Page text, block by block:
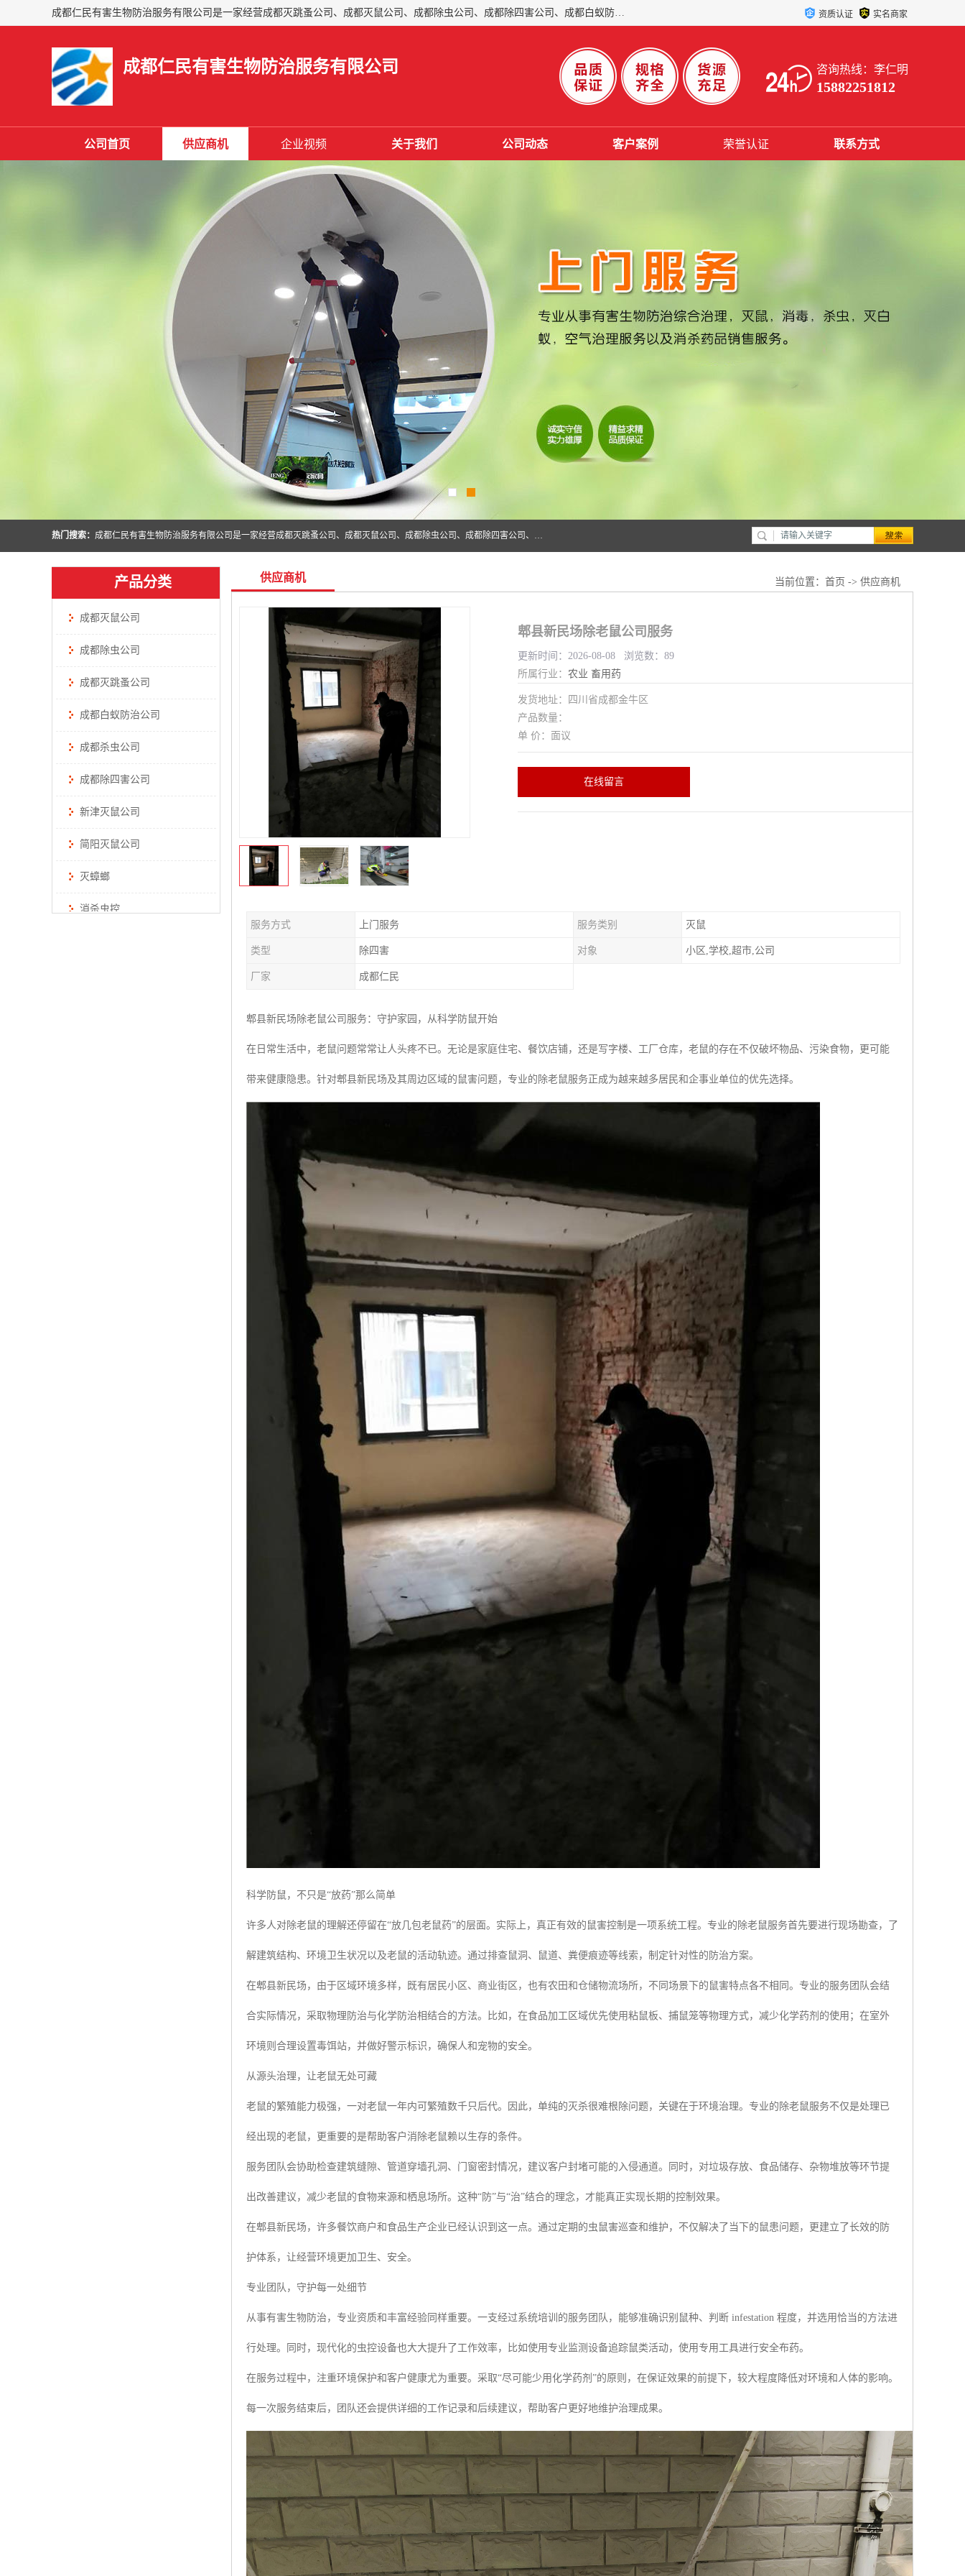
成都仁民有害生物防治服务有限公司是一家经营成都灭跳蚤公司、成都灭鼠公司、成都除虫公司、成都除四害公司、成都白蚁防治公司、成都杀虫公司等。业务覆盖：青白江、郫县、简阳、金堂、乐山、眉山、绵阳、彭州等区域。 由于我们的专业技术和服务态度得到了肯定、 目前公司已经与省内外的多个金 融企业、高端写字楼、星级酒 店、宾馆餐饮企业、学校、制造生产企业、物业小区建立了长期友好的合作关系。 资质认证 实名商家
成都仁民有害生物防治服务有限公司 咨询热线：李仁明
15882251812
公司首页 供应商机 企业视频 关于我们 公司动态 客户案例 荣誉认证 联系方式
热门搜索： 成都仁民有害生物防治服务有限公司是一家经营成都灭跳蚤公司、成都灭鼠公司、成都除虫公司、成都除四害公司、成都白蚁防治公司、成都杀虫公司等。业务覆盖：青白江、郫县、简阳、金堂、乐山、眉山、绵阳、彭州等区域。 由于我们的专业技术和服务态度得到了肯定、 目前公司已经与省内外的多个金 融企业、高端写字楼、星级酒 店、宾馆餐饮企业、学校、制造生产企业、物业小区建立了长期友好的合作关系。
产品分类
成都灭鼠公司
成都除虫公司
成都灭跳蚤公司
成都白蚁防治公司
成都杀虫公司
成都除四害公司
新津灭鼠公司
简阳灭鼠公司
灭蟑螂
消杀虫控
供应商机 当前位置： 首页 -> 供应商机
郫县新民场除老鼠公司服务
更新时间：2026-08-08 浏览数：89
所属行业： 农业 畜用药
发货地址：四川省成都金牛区
产品数量：
单 价：面议
在线留言
服务方式 上门服务 服务类别 灭鼠
类型 除四害 对象 小区,学校,超市,公司
厂家 成都仁民
郫县新民场除老鼠公司服务：守护家园，从科学防鼠开始
在日常生活中，老鼠问题常常让人头疼不已。无论是家庭住宅、餐饮店铺，还是写字楼、工厂仓库，老鼠的存在不仅破坏物品、污染食物，更可能
带来健康隐患。针对郫县新民场及其周边区域的鼠害问题，专业的除老鼠服务正成为越来越多居民和企事业单位的优先选择。
科学防鼠，不只是“放药”那么简单
许多人对除老鼠的理解还停留在“放几包老鼠药”的层面。实际上，真正有效的鼠害控制是一项系统工程。专业的除老鼠服务首先要进行现场勘查，了
解建筑结构、环境卫生状况以及老鼠的活动轨迹。通过排查鼠洞、鼠道、粪便痕迹等线索，制定针对性的防治方案。
在郫县新民场，由于区域环境多样，既有居民小区、商业街区，也有农田和仓储物流场所，不同场景下的鼠害特点各不相同。专业的服务团队会结
合实际情况，采取物理防治与化学防治相结合的方法。比如，在食品加工区域优先使用粘鼠板、捕鼠笼等物理方式，减少化学药剂的使用；在室外
环境则合理设置毒饵站，并做好警示标识，确保人和宠物的安全。
从源头治理，让老鼠无处可藏
老鼠的繁殖能力极强，一对老鼠一年内可繁殖数千只后代。因此，单纯的灭杀很难根除问题，关键在于环境治理。专业的除老鼠服务不仅是处理已
经出现的老鼠，更重要的是帮助客户消除老鼠赖以生存的条件。
服务团队会协助检查建筑缝隙、管道穿墙孔洞、门窗密封情况，建议客户封堵可能的入侵通道。同时，对垃圾存放、食品储存、杂物堆放等环节提
出改善建议，减少老鼠的食物来源和栖息场所。这种“防”与“治”结合的理念，才能真正实现长期的控制效果。
在郫县新民场，许多餐饮商户和食品生产企业已经认识到这一点。通过定期的虫鼠害巡查和维护，不仅解决了当下的鼠患问题，更建立了长效的防
护体系，让经营环境更加卫生、安全。
专业团队，守护每一处细节
从事有害生物防治，专业资质和丰富经验同样重要。一支经过系统培训的服务团队，能够准确识别鼠种、判断 infestation 程度，并选用恰当的方法进
行处理。同时，现代化的虫控设备也大大提升了工作效率，比如使用专业监测设备追踪鼠类活动，使用专用工具进行安全布药。
在服务过程中，注重环境保护和客户健康尤为重要。采取“尽可能少用化学药剂”的原则，在保证效果的前提下，较大程度降低对环境和人体的影响。
每一次服务结束后，团队还会提供详细的工作记录和后续建议，帮助客户更好地维护治理成果。